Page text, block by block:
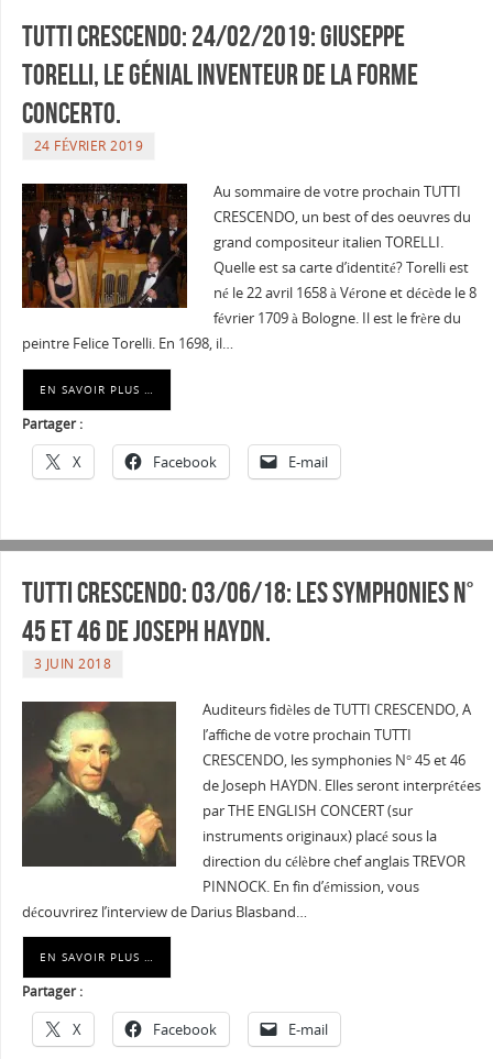
Tutti Crescendo: 24/02/2019: GIUSEPPE
TORELLI, le génial inventeur de la forme
CONCERTO.
24 FÉVRIER 2019
Au sommaire de votre prochain TUTTI
CRESCENDO, un best of des oeuvres du
grand compositeur italien TORELLI.
Quelle est sa carte d’identité? Torelli est
né le 22 avril 1658 à Vérone et décède le 8
février 1709 à Bologne. Il est le frère du
peintre Felice Torelli. En 1698, il…
EN SAVOIR PLUS …
Partager :
X Facebook E-mail
Tutti Crescendo: 03/06/18: les symphonies N°
45 et 46 de Joseph HAYDN.
3 JUIN 2018
Auditeurs fidèles de TUTTI CRESCENDO, A
l’affiche de votre prochain TUTTI
CRESCENDO, les symphonies N° 45 et 46
de Joseph HAYDN. Elles seront interprétées
par THE ENGLISH CONCERT (sur
instruments originaux) placé sous la
direction du célèbre chef anglais TREVOR
PINNOCK. En fin d’émission, vous
découvrirez l’interview de Darius Blasband…
EN SAVOIR PLUS …
Partager :
X Facebook E-mail